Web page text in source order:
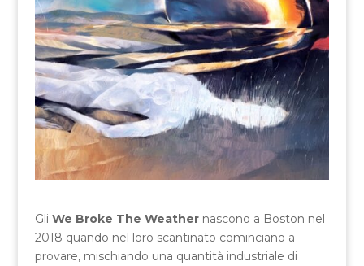
Gli We Broke The Weathernascono a Boston nel
2018 quando nel loro scantinato cominciano a
provare, mischiando una quantità industriale di